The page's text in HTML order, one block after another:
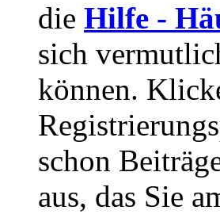
die Hilfe -
sich
können.
schon
aus, das Sie